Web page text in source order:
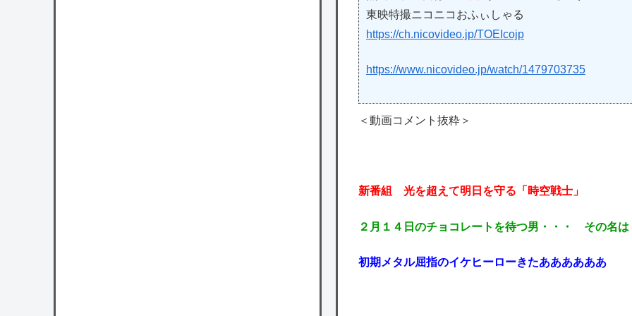
東映特撮ニコニコおふぃしゃる
https://ch.nicovideo.jp/TOEIcojp
https://www.nicovideo.jp/watch/1479703735
＜動画コメント抜粋＞
新番組 光を超えて明日を守る「時空戦士」
２月１４日のチョコレートを待つ男・・・ その名は
初期メタル屈指のイケヒーローきたああああああ